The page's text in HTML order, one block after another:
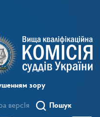
зору
версІя Пошук